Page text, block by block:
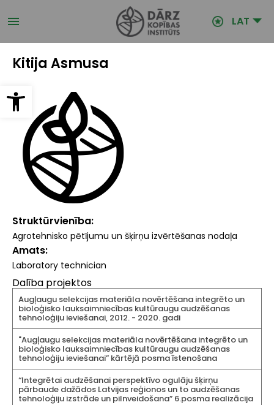
Open toolbar
uz
galveno LAT
Kitija Asmusa
Struktūrvienība
Agrotehnisko pētījumu un šķirņu izvērtēšanas nodaļa
Amats
Laboratory technician
Dalība projektos
Augļaugu selekcijas materiāla novērtēšana integrēto un
bioloģisko lauksaimniecības kultūraugu audzēšanas
tehnoloģiju ieviešanai, 2012. - 2020. gadi
"Augļaugu selekcijas materiāla novērtēšana integrēto un
bioloģisko lauksaimniecības kultūraugu audzēšanas
tehnoloģiju ieviešanai” kārtējā posma īstenošana
“Integrētai audzēšanai perspektīvo ogulāju šķirņu
pārbaude dažādos Latvijas reģionos un to audzēšanas
tehnoloģiju izstrāde un pilnveidošana” 6.posma realizācija